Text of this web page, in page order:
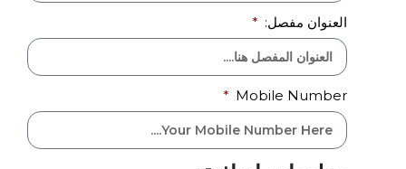
العنوان مفصل:
Mobile Number